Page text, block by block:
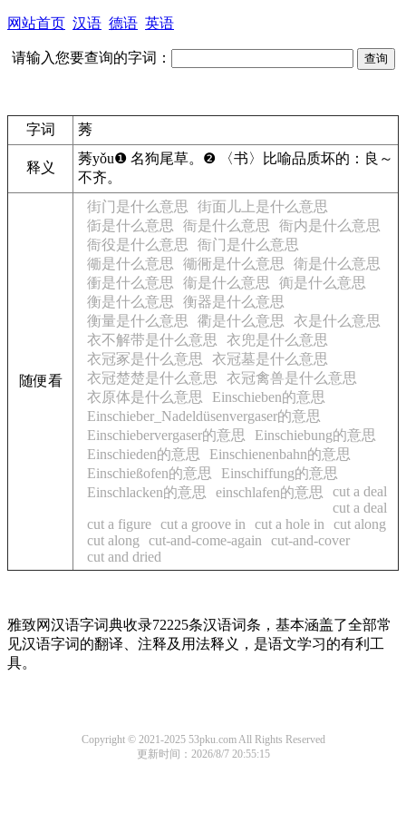
网站首页 汉语 德语 英语
请输入您要查询的字词：
字词 莠
释义
莠yǒu❶ 名狗尾草。 ❷ 〈书〉比喻品质坏的： 良～
不齐。
随便看
街门是什么意思
街面儿上是什么意思
衘是什么意思
衙是什么意思
衙内是什么意思
衙役是什么意思
衙门是什么意思
衚是什么意思
衚衕是什么意思
衛是什么意思
衝是什么意思
衞是什么意思
衠是什么意思
衡是什么意思
衡器是什么意思
衡量是什么意思
衢是什么意思
衣是什么意思
衣不解带是什么意思
衣兜是什么意思
衣冠冢是什么意思
衣冠墓是什么意思
衣冠楚楚是什么意思
衣冠禽兽是什么意思
衣原体是什么意思
Einschieben的意思
Einschieber_Nadeldüsenvergaser的意思
Einschiebervergaser的意思
Einschiebung的意思
Einschieden的意思
Einschienenbahn的意思
Einschießofen的意思
Einschiffung的意思
Einschlacken的意思
einschlafen的意思
cut a deal
cut a deal
cut a figure cut a groove in cut a hole in
cut along
cut along
cut-and-come-again
cut-and-cover
cut and dried
雅致网汉语字词典收录72225条汉语词条，基本涵盖了全部常
见汉语字词的翻译、注释及用法释义，是语文学习的有利工
具。
Copyright © 2021-2025 53pku.com All Rights Reserved
更新时间：2026/8/7 20:55:15